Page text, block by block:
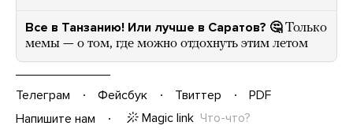
Все в Танзанию! Или лучше в Саратов? 🤔 Только
мемы — о том, где можно отдохнуть этим летом
Телеграм Фейсбук Твиттер
PDF
Напишите нам
Magic link Что-что?